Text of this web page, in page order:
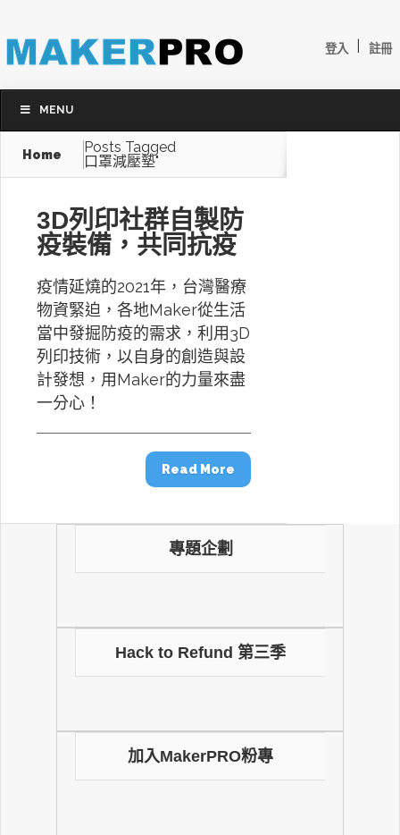
登入 註冊
MENU
Home
Posts Tagged
口罩減壓墊"
3D列印社群自製防
疫裝備，共同抗疫
疫情延燒的2021年，台灣醫療
物資緊迫，各地Maker從生活
當中發掘防疫的需求，利用3D
列印技術，以自身的創造與設
計發想，用Maker的力量來盡
一分心！
Read More
專題企劃
Hack to Refund 第三季
加入MakerPRO粉專